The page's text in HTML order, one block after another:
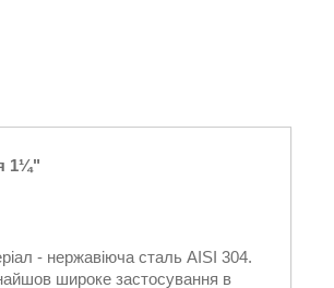
1¼"
- нержавіюча сталь AISI 304.
широке застосування в